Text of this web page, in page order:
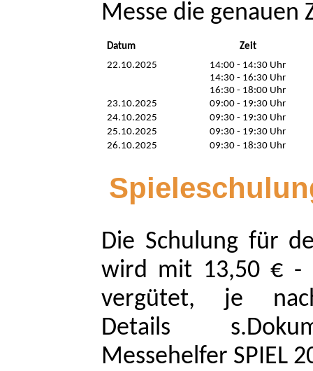
Messe die genauen
Datum
Zeit
22.10.2025
14:00 - 14:30 Uhr
14:30 - 16:30 Uhr
16:30 - 18:00 Uhr
23.10.2025
09:00 - 19:30 Uhr
24.10.2025
09:30 - 19:30 Uhr
25.10.2025
09:30 - 19:30 Uhr
26.10.2025
09:30 - 18:30 Uhr
Die Schulung für
wird mit 13,50 € -
vergütet, je
Details
Messehelfer SPIEL